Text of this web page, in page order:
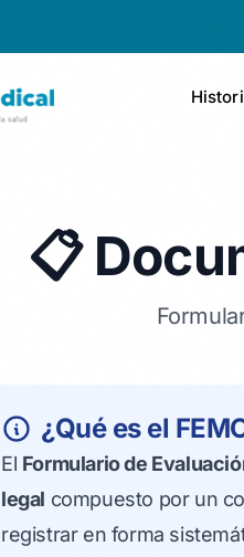
📋
¿Qué es el
El Formulario de
legal compuesto por un
registrar en forma